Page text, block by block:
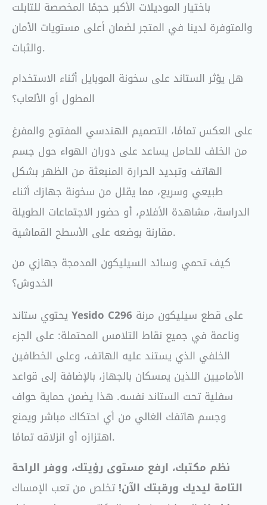
باختيار الموديلات الأكبر حجمًا المخصصة للتابلت
والمتوفرة لدينا في المتجر لضمان أعلى مستويات الأمان
والثبات.
هل يؤثر الستاند على سخونة الموبايل أثناء الاستخدام
المطول أو الألعاب؟
على العكس تمامًا، التصميم الهندسي المفتوح والمفرغ
من الخلف للحامل يساعد على دوران الهواء حول جسم
الهاتف وتبديد الحرارة المنبعثة من الظهر بشكل
طبيعي وسريع، مما يقلل من سخونة جهازك أثناء
الدراسة، مشاهدة الأفلام، أو حضور الاجتماعات الطويلة
مقارنة بوضعه على الأسطح القماشية.
كيف تحمي وسائد السيليكون المدمجة جهازي من
الخدوش؟
يحتوي ستاندYesido C296 على قطع سيليكون مرنة
وناعمة في جميع نقاط التلامس المحتملة: على الجزء
الخلفي الذي يستند عليه الهاتف، وعلى الخطافين
الأماميين اللذين يمسكان بالجهاز، بالإضافة إلى قواعد
سفلية تحت الستاند نفسه. هذا يضمن حماية حواف
وجسم هاتفك الغالي من أي احتكاك مباشر ويمنع
اهتزازه أو انزلاقه تمامًا.
نظم مكتبك، ارفع مستوى رؤيتك، ووفر الراحة
التامة ليديك ورقبتك الآن!تخلص من تعب الإمساك